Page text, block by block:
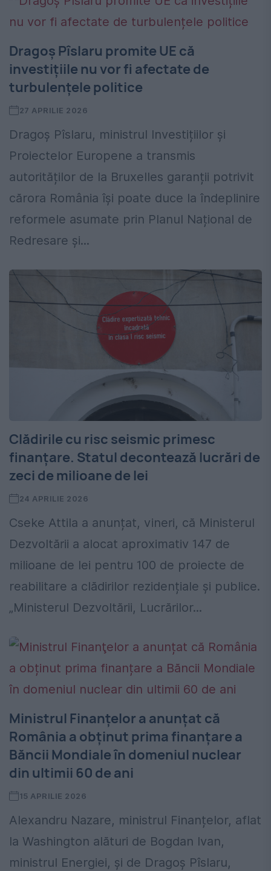
Dragoș Pîslaru promite UE că
investițiile nu vor fi afectate de
turbulențele politice
27 APRILIE 2026
Dragoș Pîslaru, ministrul Investițiilor și
Proiectelor Europene a transmis
autorităților de la Bruxelles garanții potrivit
cărora România își poate duce la îndeplinire
reformele asumate prin Planul Național de
Redresare și...
Clădirile cu risc seismic primesc
finanțare. Statul decontează lucrări de
zeci de milioane de lei
24 APRILIE 2026
Cseke Attila a anunțat, vineri, că Ministerul
Dezvoltării a alocat aproximativ 147 de
milioane de lei pentru 100 de proiecte de
reabilitare a clădirilor rezidențiale și publice.
„Ministerul Dezvoltării, Lucrărilor...
Ministrul Finanţelor a anunțat că
România a obținut prima finanțare a
Băncii Mondiale în domeniul nuclear
din ultimii 60 de ani
15 APRILIE 2026
Alexandru Nazare, ministrul Finanțelor, aflat
la Washington alături de Bogdan Ivan,
ministrul Energiei, și de Dragoș Pîslaru,